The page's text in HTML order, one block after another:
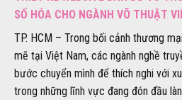
SỐ HÓA CHO NGÀNH VÕ THUẬT
TP. HCM – Trong bối cảnh thương
mẽ tại Việt Nam, các ngành nghề
bước chuyển mình để thích nghi với
trong những lĩnh vực đang đón đầu